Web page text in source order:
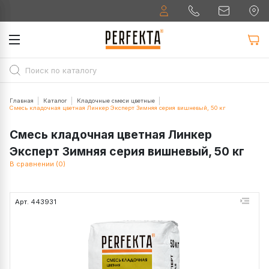
Главная Каталог
Кладочные смеси цветные
Смесь кладочная цветная Линкер Эксперт Зимняя серия вишневый, 50 кг
Смесь кладочная цветная Линкер
Эксперт Зимняя серия вишневый, 50 кг
В сравнении (0)
Арт. 443931